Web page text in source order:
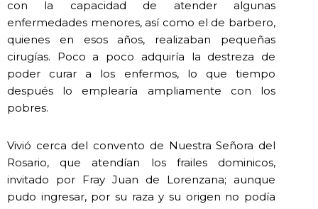
con la capacidad de atender algunas
enfermedades menores, así como el de barbero,
quienes en esos años, realizaban pequeñas
cirugías. Poco a poco adquiría la destreza de
poder curar a los enfermos, lo que tiempo
después lo emplearía ampliamente con los
pobres.
Vivió cerca del convento de Nuestra Señora del
Rosario, que atendían los frailes dominicos,
invitado por Fray Juan de Lorenzana; aunque
pudo ingresar, por su raza y su origen no podía